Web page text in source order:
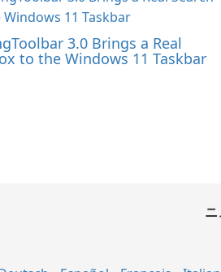
3.0 Brings a Real
to the Windows 11 Taskbar
ニ